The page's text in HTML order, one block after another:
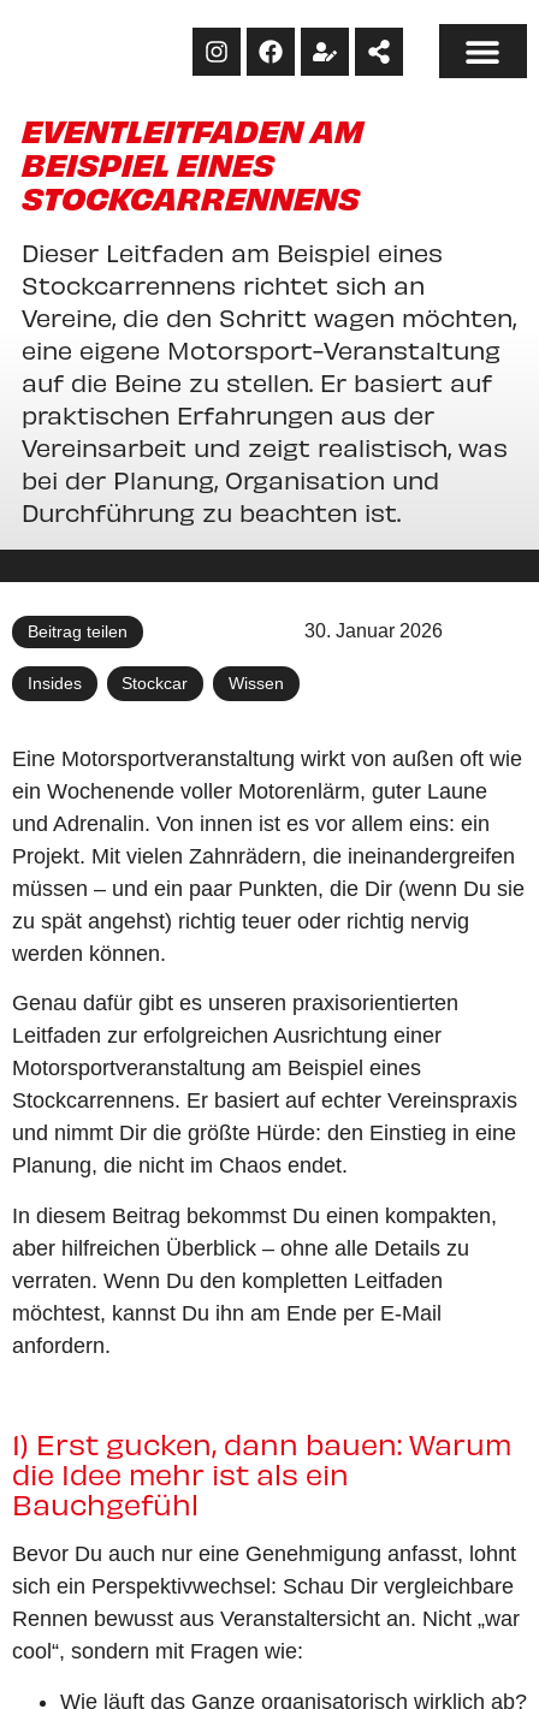
EVENTLEITFADEN AM
BEISPIEL EINES
STOCKCARRENNENS
Dieser Leitfaden am Beispiel eines
Stockcarrennens richtet sich an
Vereine, die den Schritt wagen möchten,
eine eigene Motorsport-Veranstaltung
auf die Beine zu stellen. Er basiert auf
praktischen Erfahrungen aus der
Vereinsarbeit und zeigt realistisch, was
bei der Planung, Organisation und
Durchführung zu beachten ist.
Insides , Stockcar , Wissen
30. Januar 2026
Beitrag teilen
Eine Motorsportveranstaltung wirkt von außen oft wie
ein Wochenende voller Motorenlärm, guter Laune
und Adrenalin. Von innen ist es vor allem eins: ein
Projekt. Mit vielen Zahnrädern, die ineinandergreifen
müssen – und ein paar Punkten, die Dir (wenn Du sie
zu spät angehst) richtig teuer oder richtig nervig
werden können.
Genau dafür gibt es unseren praxisorientierten
Leitfaden zur erfolgreichen Ausrichtung einer
Motorsportveranstaltung am Beispiel eines
Stockcarrennens. Er basiert auf echter Vereinspraxis
und nimmt Dir die größte Hürde: den Einstieg in eine
Planung, die nicht im Chaos endet.
In diesem Beitrag bekommst Du einen kompakten,
aber hilfreichen Überblick – ohne alle Details zu
verraten. Wenn Du den kompletten Leitfaden
möchtest, kannst Du ihn am Ende per E-Mail
anfordern.
1) Erst gucken, dann bauen: Warum
die Idee mehr ist als ein
Bauchgefühl
Bevor Du auch nur eine Genehmigung anfasst, lohnt
sich ein Perspektivwechsel: Schau Dir vergleichbare
Rennen bewusst aus Veranstaltersicht an. Nicht „war
cool“, sondern mit Fragen wie:
Wie läuft das Ganze organisatorisch wirklich ab?